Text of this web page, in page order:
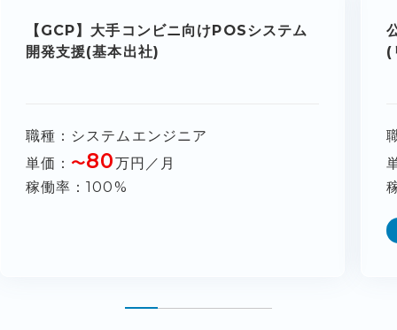
【GCP】大手コンビニ向けPOSシステム
開発支援(基本出社)
職種
システムエンジニア
単価
〜80万円／月
稼働率
100%
(